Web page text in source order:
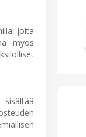
joita
myös
sisältää